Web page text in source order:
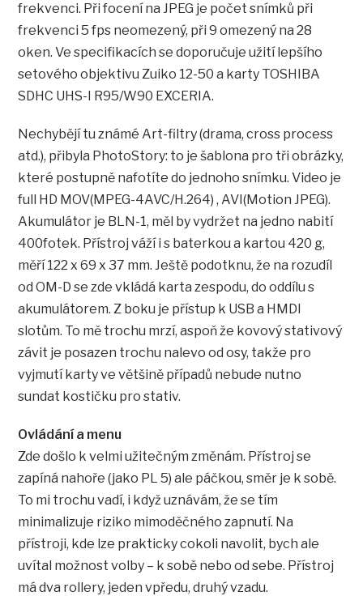
frekvenci. Při focení na JPEG je počet snímků při
frekvenci 5 fps neomezený, při 9 omezený na 28
oken. Ve specifikacích se doporučuje užití lepšího
setového objektivu Zuiko 12-50 a karty TOSHIBA
SDHC UHS-I R95/W90 EXCERIA.
Nechybějí tu známé Art-filtry (drama, cross process
atd.), přibyla PhotoStory: to je šablona pro tři obrázky,
které postupně nafotíte do jednoho snímku. Video je
full HD MOV(MPEG-4AVC/H.264) , AVI(Motion JPEG).
Akumulátor je BLN-1, měl by vydržet na jedno nabití
400fotek. Přístroj váží i s baterkou a kartou 420 g,
měří 122 x 69 x 37 mm. Ještě podotknu, že na rozudíl
od OM-D se zde vkládá karta zespodu, do oddílu s
akumulátorem. Z boku je přístup k USB a HMDI
slotům. To mě trochu mrzí, aspoň že kovový stativový
závit je posazen trochu nalevo od osy, takže pro
vyjmutí karty ve většině případů nebude nutno
sundat kostičku pro stativ.
Ovládání a menu
Zde došlo k velmi užitečným změnám. Přístroj se
zapíná nahoře (jako PL 5) ale páčkou, směr je k sobě.
To mi trochu vadí, i když uznávám, že se tím
minimalizuje riziko mimoděčného zapnutí. Na
přístroji, kde lze prakticky cokoli navolit, bych ale
uvítal možnost volby – k sobě nebo od sebe. Přístroj
má dva rollery, jeden vpředu, druhý vzadu.